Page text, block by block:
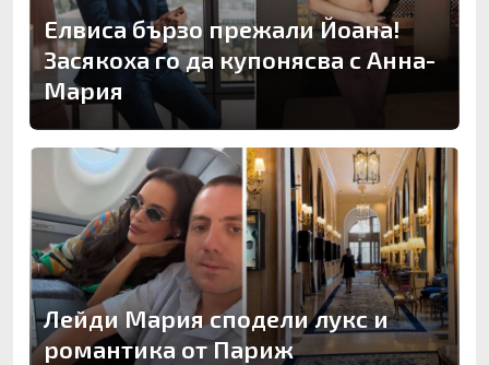
Елвиса бързо прежали Йоана!
Засякоха го да купонясва с Анна-
Мария
Лейди Мария сподели лукс и
романтика от Париж